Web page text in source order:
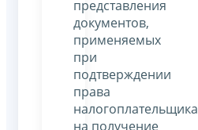
представления
документов,
применяемых
при
подтверждении
права
налогоплательщика
на получение